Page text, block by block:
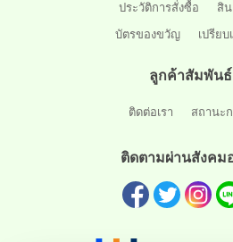
ประวัติการสั่งซื้อ
สิ
บัตรของขวัญ
เปรีย
ลูกค้าสัมพันธ์
ติดต่อเรา สถานะ
ติดตามผ่านสังคม